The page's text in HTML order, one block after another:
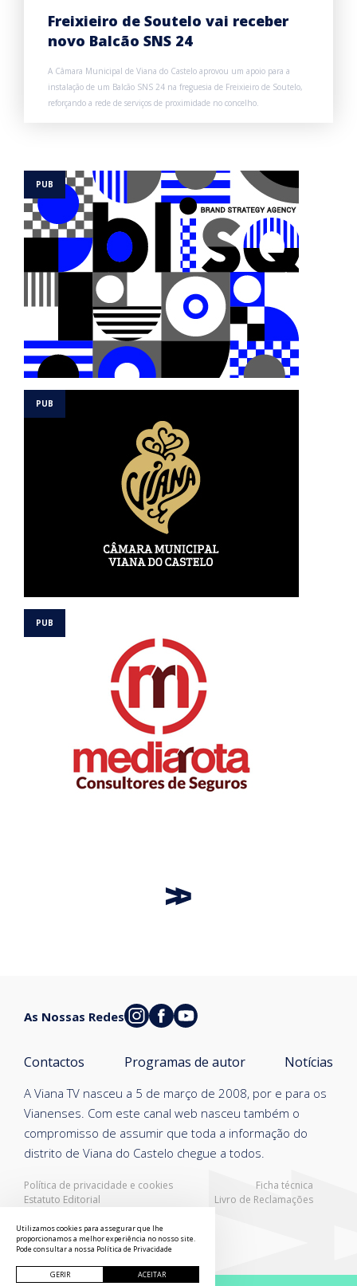
Freixieiro de Soutelo vai receber
novo Balcão SNS 24
A Câmara Municipal de Viana do Castelo aprovou um apoio para a
instalação de um Balcão SNS 24 na freguesia de Freixieiro de Soutelo,
reforçando a rede de serviços de proximidade no concelho.
Política de privacidade e cookies
Ficha técnica
Estatuto Editorial
Livro de Reclamações
A Viana TV nasceu a 5 de março de 2008, por e para os
Vianenses. Com este canal web nasceu também o
compromisso de assumir que toda a informação do
distrito de Viana do Castelo chegue a todos.
Contactos Programas de autor Notícias
As Nossas Redes
Utilizamos cookies para assegurar que lhe
proporcionamos a melhor experiência no nosso site.
Pode consultar a nossa Política de Privacidade
GERIR ACEITAR